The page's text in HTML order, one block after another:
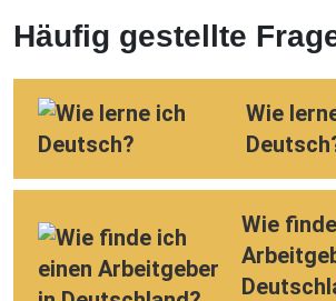
Häufig gestellte
Wie
Wie